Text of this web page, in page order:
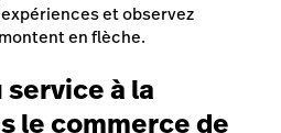
et observez
en flèche.
à la
le commerce de